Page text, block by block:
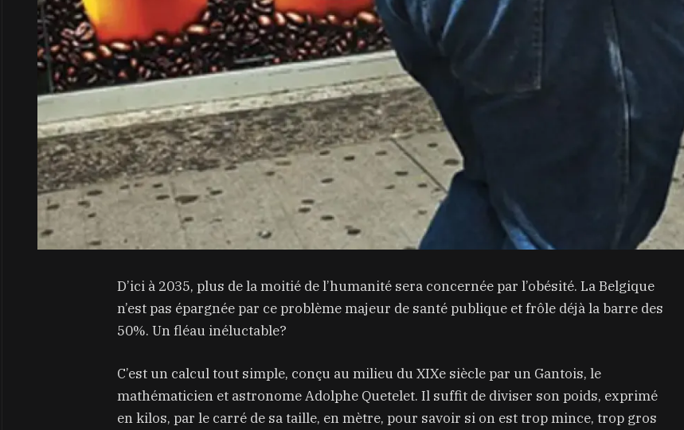
D’ici à 2035, plus de la moitié de l’humanité sera concernée par l’obésité. La Belgique
n’est pas épargnée par ce problème majeur de santé publique et frôle déjà la barre des
50%. Un fléau inéluctable?
C’est un calcul tout simple, conçu au milieu du XIXe siècle par un Gantois, le
mathématicien et astronome Adolphe Quetelet. Il suffit de diviser son poids, exprimé
en kilos, par le carré de sa taille, en mètre, pour savoir si on est trop mince, trop gros